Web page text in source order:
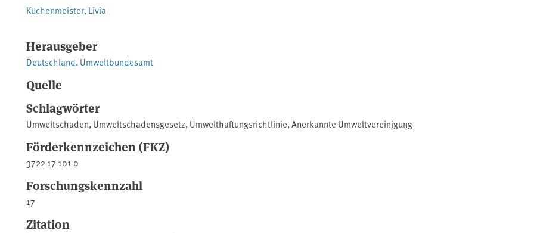
Küchenmeister, Livia
Herausgeber
Deutschland. Umweltbundesamt
Quelle
Schlagwörter
Umweltschaden, Umweltschadensgesetz, Umwelthaftungsrichtlinie,Anerkannte Umweltvereinigung
Förderkennzeichen (FKZ)
3722 17 101 0
Forschungskennzahl
17
Zitation